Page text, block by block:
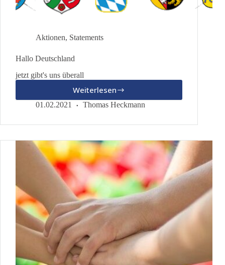
Aktionen, Statements
Hallo Deutschland
jetzt gibt's uns überall
Weiterlesen
Hallo
Deutschland
01.02.2021 Thomas Heckmann